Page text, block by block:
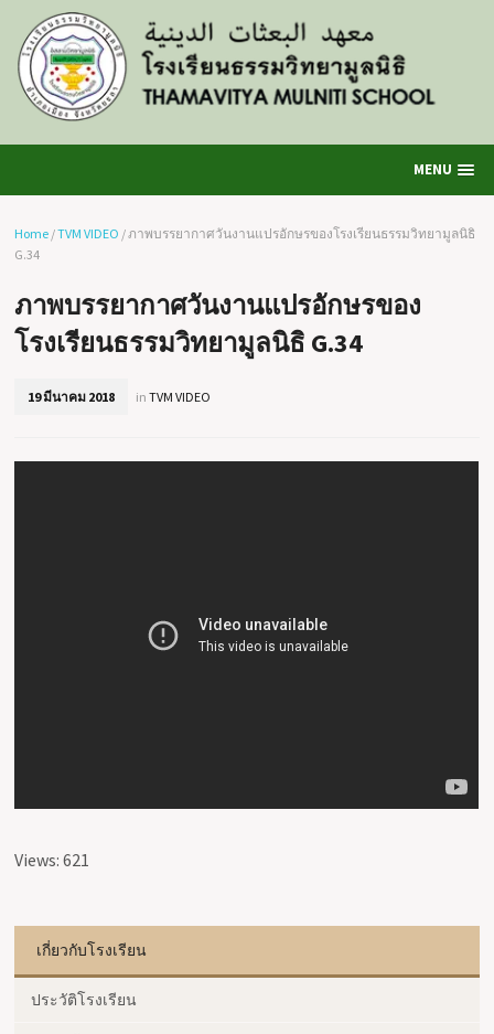
MENU
Home /TVM VIDEO /ภาพบรรยากาศวันงานแปรอักษรของโรงเรียนธรรมวิทยามูลนิธิ
G.34
ภาพบรรยากาศวันงานแปรอักษรของ
โรงเรียนธรรมวิทยามูลนิธิ G.34
19 มีนาคม 2018 inTVM VIDEO
Views: 621
เกี่ยวกับโรงเรียน
ประวัติโรงเรียน